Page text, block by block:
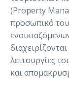
(Property
προσωπικό του
λειτουργίες
και